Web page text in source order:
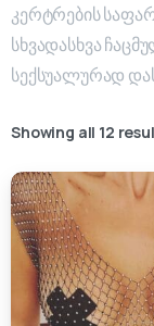
კერტრების
სხვადასხვა
სექსუალურად
Showing all 12